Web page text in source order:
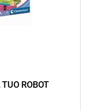
ROBOT